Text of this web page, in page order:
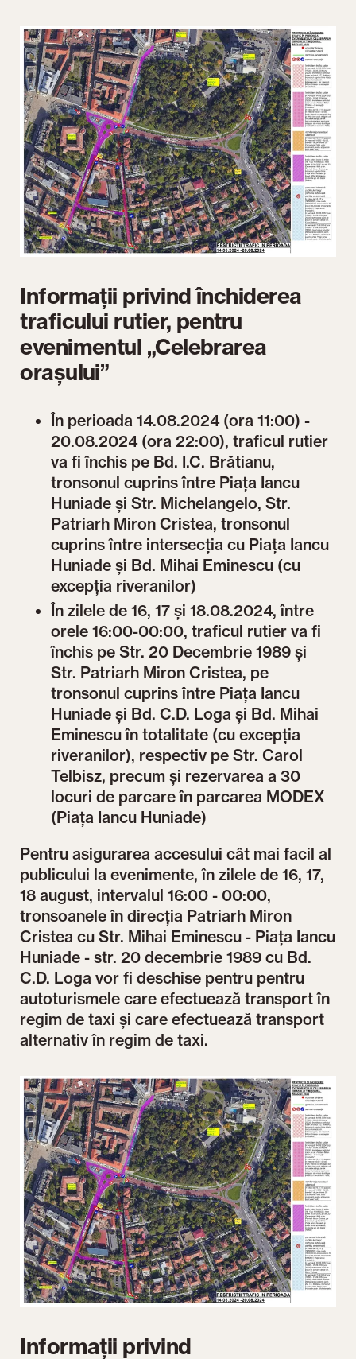
Informații privind închiderea
traficului rutier, pentru
evenimentul „Celebrarea
orașului”
În perioada 14.08.2024 (ora 11:00) -
20.08.2024 (ora 22:00), traficul rutier
va fi închis pe Bd. I.C. Brătianu,
tronsonul cuprins între Piața Iancu
Huniade și Str. Michelangelo, Str.
Patriarh Miron Cristea, tronsonul
cuprins între intersecția cu Piața Iancu
Huniade și Bd. Mihai Eminescu (cu
excepția riveranilor)
În zilele de 16, 17 și 18.08.2024, între
orele 16:00-00:00, traficul rutier va fi
închis pe Str. 20 Decembrie 1989 și
Str. Patriarh Miron Cristea, pe
tronsonul cuprins între Piața Iancu
Huniade și Bd. C.D. Loga și Bd. Mihai
Eminescu în totalitate (cu excepția
riveranilor), respectiv pe Str. Carol
Telbisz, precum și rezervarea a 30
locuri de parcare în parcarea MODEX
(Piața Iancu Huniade)
Pentru asigurarea accesului cât mai facil al
publicului la evenimente, în zilele de 16, 17,
18 august, intervalul 16:00 - 00:00,
tronsoanele în direcția Patriarh Miron
Cristea cu Str. Mihai Eminescu - Piața Iancu
Huniade - str. 20 decembrie 1989 cu Bd.
C.D. Loga vor fi deschise pentru pentru
autoturismele care efectuează transport în
regim de taxi și care efectuează transport
alternativ în regim de taxi.
Informații privind